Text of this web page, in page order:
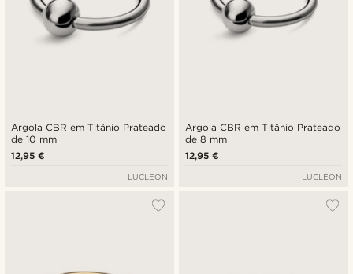
Argola CBR em Titânio Prateado
de 10 mm
12,95 €
LUCLEON
Argola CBR em Titânio Prateado
de 8 mm
12,95 €
LUCLEON